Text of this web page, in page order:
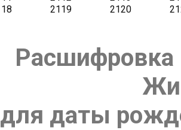
Расшифровка
для даты